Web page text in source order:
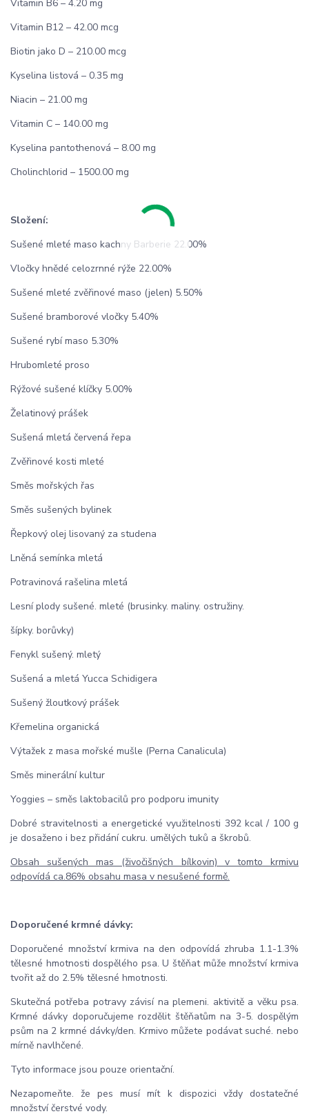
Vitamin B6 – 4.20 mg
Vitamin B12 – 42.00 mcg
Biotin jako D – 210.00 mcg
Kyselina listová – 0.35 mg
Niacin – 21.00 mg
Vitamin C – 140.00 mg
Kyselina pantothenová – 8.00 mg
Cholinchlorid – 1500.00 mg
Složení:
Sušené mleté maso kachny Barberie 22.00%
Vločky hnědé celozrnné rýže 22.00%
Sušené mleté zvěřinové maso (jelen) 5.50%
Sušené bramborové vločky 5.40%
Sušené rybí maso 5.30%
Hrubomleté proso
Rýžové sušené klíčky 5.00%
Želatinový prášek
Sušená mletá červená řepa
Zvěřinové kosti mleté
Směs mořských řas
Směs sušených bylinek
Řepkový olej lisovaný za studena
Lněná semínka mletá
Potravinová rašelina mletá
Lesní plody sušené. mleté (brusinky. maliny. ostružiny.
šípky. borůvky)
Fenykl sušený. mletý
Sušená a mletá Yucca Schidigera
Sušený žloutkový prášek
Křemelina organická
Výtažek z masa mořské mušle (Perna Canalicula)
Směs minerální kultur
Yoggies – směs laktobacilů pro podporu imunity
Dobré stravitelnosti a energetické využitelnosti 392 kcal / 100 g
je dosaženo i bez přidání cukru. umělých tuků a škrobů.
Obsah sušených mas (živočišných bílkovin) v tomto krmivu
odpovídá ca.86% obsahu masa v nesušené formě.
Doporučené krmné dávky:
Doporučené množství krmiva na den odpovídá zhruba 1.1-1.3%
tělesné hmotnosti dospělého psa. U štěňat může množství krmiva
tvořit až do 2.5% tělesné hmotnosti.
Skutečná potřeba potravy závisí na plemeni. aktivitě a věku psa.
Krmné dávky doporučujeme rozdělit štěňatům na 3-5. dospělým
psům na 2 krmné dávky/den. Krmivo můžete podávat suché. nebo
mírně navlhčené.
Tyto informace jsou pouze orientační.
Nezapomeňte. že pes musí mít k dispozici vždy dostatečné
množství čerstvé vody.